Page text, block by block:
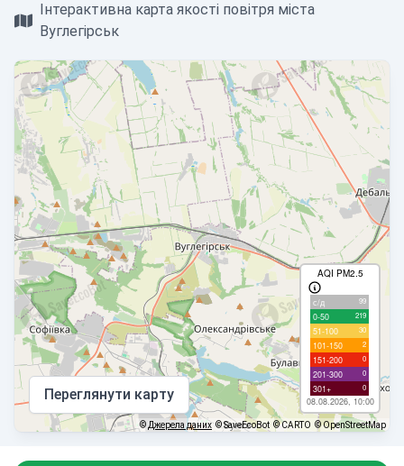
Інтерактивна карта якості повітря міста
Вуглегірськ
AQI PM2.5
с/д 99
0-50 219
51-100 30
101-150 2
151-200 0
201-300 0
301+ 0
08.08.2026, 10:00
Переглянути карту
© Джерела даних © SaveEcoBot © CARTO © OpenStreetMap